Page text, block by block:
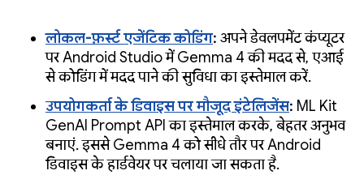
लोकल-फ़र्स्ट एजेंटिक कोडिंग: अपने डेवलपमेंट कंप्यूटर
पर Android Studio में Gemma 4 की मदद से, एआई
से कोडिंग में मदद पाने की सुविधा का इस्तेमाल करें.
उपयोगकर्ता के डिवाइस पर मौजूद इंटेलिजेंस: ML Kit
GenAI Prompt API का इस्तेमाल करके, बेहतर अनुभव
बनाएं. इससे Gemma 4 को सीधे तौर पर Android
डिवाइस के हार्डवेयर पर चलाया जा सकता है.